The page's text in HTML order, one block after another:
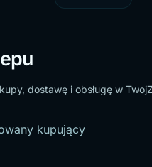
dostawę i obsługę w
kupujący